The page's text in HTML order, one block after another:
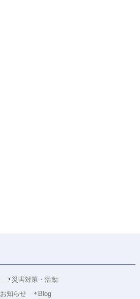
災害対策・活動
お知らせ Blog